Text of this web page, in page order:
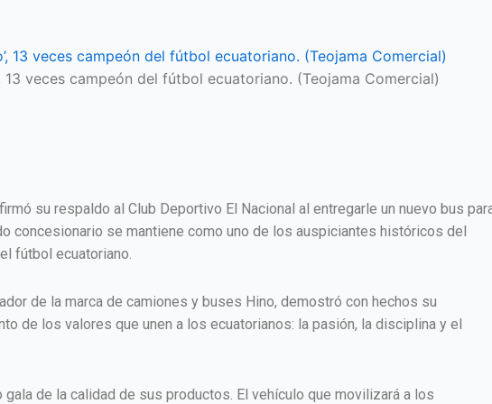
13 veces campeón del fútbol ecuatoriano. (Teojama Comercial)
su respaldo al Club Deportivo El Nacional al entregarle un nuevo bus
concesionario se mantiene como uno de los auspiciantes históricos del
fútbol ecuatoriano.
de la marca de camiones y buses Hino, demostró con hechos su
de los valores que unen a los ecuatorianos: la pasión, la disciplina y el
de la calidad de sus productos. El vehículo que movilizará a los